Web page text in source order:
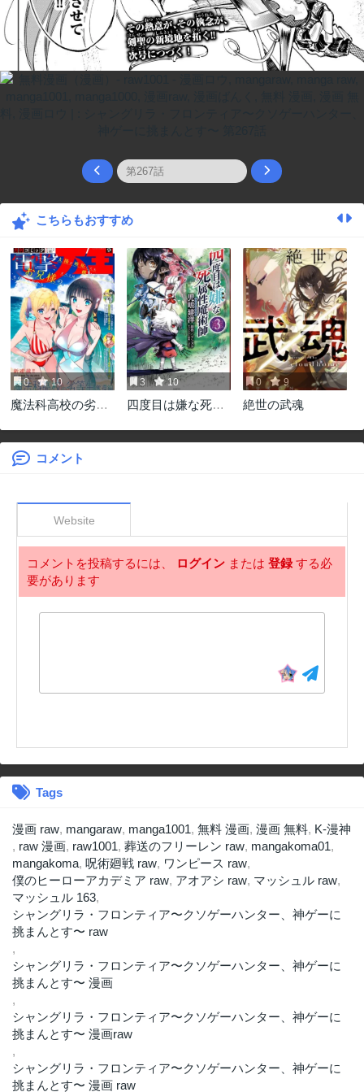
こちらもおすすめ
0 10
魔法科高校の劣等
3 10
四度目は嫌な死属
0 9
絶世の武魂
コメント
Website
コメントを投稿するには、 ログイン または 登録する必
要があります
Tags
漫画 raw, mangaraw, manga1001, 無料 漫画, 漫画 無料, K-漫神
, raw 漫画, raw1001, 葬送のフリーレン raw, mangakoma01,
mangakoma, 呪術廻戦 raw, ワンピース raw,
僕のヒーローアカデミア raw, アオアシ raw, マッシュル raw,
マッシュル 163,
シャングリラ・フロンティア〜クソゲーハンター、神ゲーに
挑まんとす〜 raw
,
シャングリラ・フロンティア〜クソゲーハンター、神ゲーに
挑まんとす〜 漫画
,
シャングリラ・フロンティア〜クソゲーハンター、神ゲーに
挑まんとす〜 漫画raw
,
シャングリラ・フロンティア〜クソゲーハンター、神ゲーに
挑まんとす〜 漫画 raw